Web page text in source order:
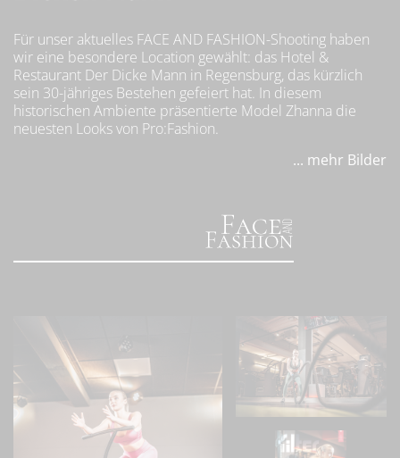
Für unser aktuelles FACE AND FASHION-Shooting haben
wir eine besondere Location gewählt: das Hotel &
Restaurant Der Dicke Mann in Regensburg, das kürzlich
sein 30-jähriges Bestehen gefeiert hat. In diesem
historischen Ambiente präsentierte Model Zhanna die
neuesten Looks von Pro:Fashion.
... mehr Bilder